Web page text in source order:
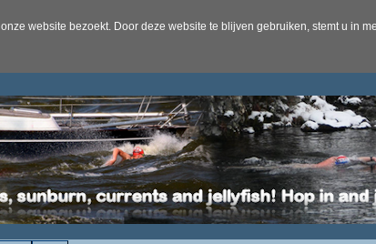
website bezoekt. Door deze website te blijven gebruiken, stemt u in